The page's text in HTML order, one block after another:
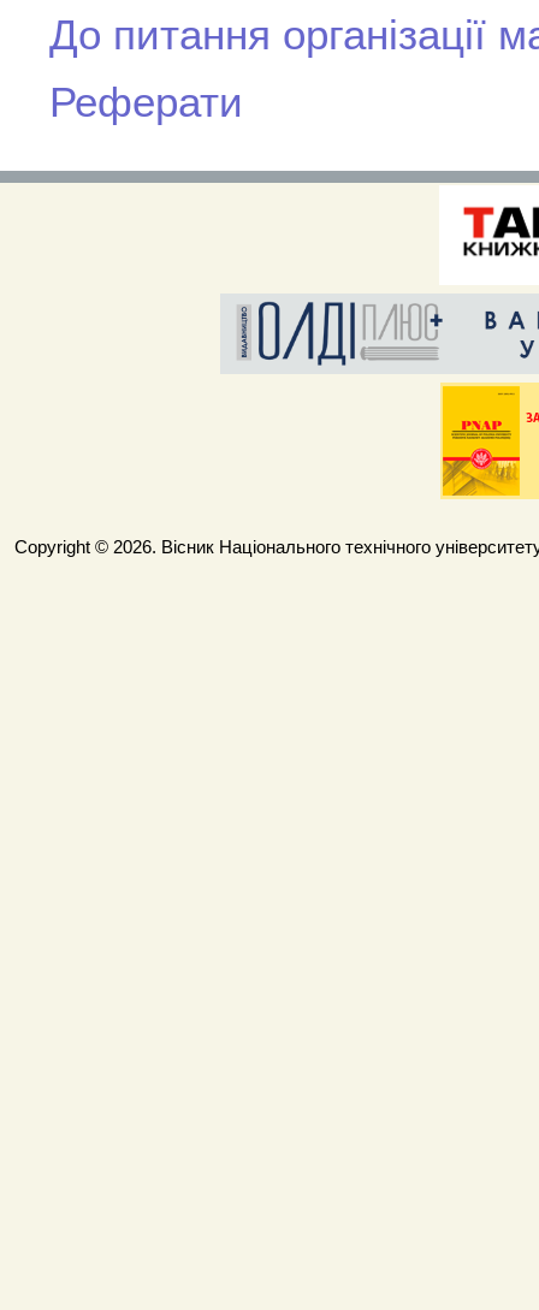
До питання організації
Реферати
Copyright © 2026. Вісник Національного технічного